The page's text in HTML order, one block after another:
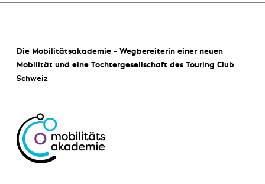
Die Mobilitätsakademie - Wegbereiterin einer neuen
Mobilität und eine Tochtergesellschaft des Touring Club
Schweiz